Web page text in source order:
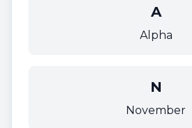
A
Alpha
N
November